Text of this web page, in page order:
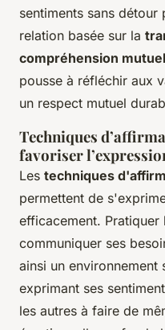
sentiments sans
relation basée sur la
compréhension
pousse à réfléchir aux
un respect mutuel
Techniques
favoriser
Les techniques
permettent de
efficacement.
communiquer ses
ainsi un environnement
exprimant ses
les autres à faire de